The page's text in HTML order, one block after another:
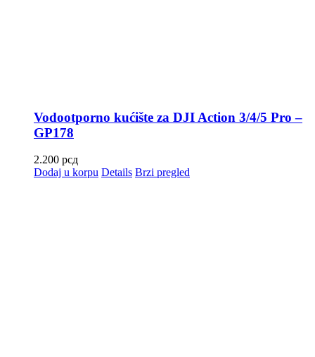
Vodootporno kućište za DJI Action 3/4/5 Pro –
GP178
2.200 рсд
Dodaj u korpu Details Brzi pregled